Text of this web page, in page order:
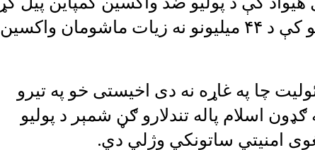
چې هدف یې د هیواد په ډیرو برخو کې د ۴۴ میلیونو نه زیات ماشومان واکسین
چا په غاړه نه دی اخیستی خو په تيرو
اسلام پاله تندلارو ګڼ شمېر د پوليو
امنيتي ساتونکي وژلي دي.